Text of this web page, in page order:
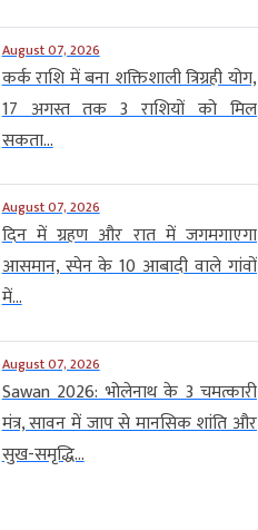
August 07, 2026
कर्क राशि में बना शक्तिशाली त्रिग्रही योग,
17 अगस्त तक 3 राशियों को मिल
सकता...
August 07, 2026
दिन में ग्रहण और रात में जगमगाएगा
आसमान, स्पेन के 10 आबादी वाले गांवों
में...
August 07, 2026
Sawan 2026: भोलेनाथ के 3 चमत्कारी
मंत्र, सावन में जाप से मानसिक शांति और
सुख-समृद्धि...